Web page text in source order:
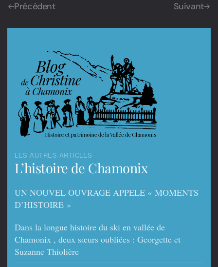
Précédent Suivant
LES AUTRES ARTICLES
L’histoire de Chamonix
UN NOUVEL OUVRAGE APPELE « MOMENTS
D’HISTOIRE »
Dans la longue histoire du ski en vallée de
Chamonix , deux sœurs oubliées : Georgette et
Suzanne Thiolière